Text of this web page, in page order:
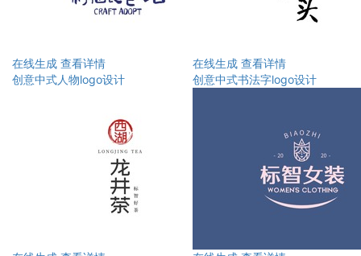
在线生成 查看详情
创意中式人物logo设计
在线生成 查看详情
创意中式书法字logo设计